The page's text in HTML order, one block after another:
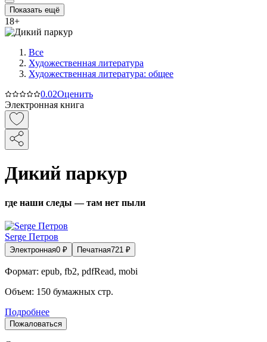
Показать ещё
18+
Все
Художественная литература
Художественная литература: общее
0.02Оценить
Электронная книга
Дикий паркур
где наши следы — там нет пыли
Serge Петров
Электронная0 ₽ Печатная721 ₽
Формат: epub, fb2, pdfRead, mobi
Объем: 150 бумажных стр.
Подробнее
Пожаловаться